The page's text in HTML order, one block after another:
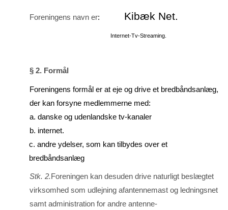
Foreningens navn er: Kibæk Net.
Internet-Tv-Streaming.
§ 2. Formål
Foreningens formål er at eje og drive et bredbåndsanlæg,
der kan forsyne medlem­mer­ne med:
a. danske og udenlandske tv-kanaler
b. internet.
c. andre ydelser, som kan tilbydes over et
bredbåndsanlæg
Stk. 2.Foreningen kan desuden drive naturligt beslægtet
virksomhed som udlejning afantennemast og ledningsnet
samt administration for andre antenne-